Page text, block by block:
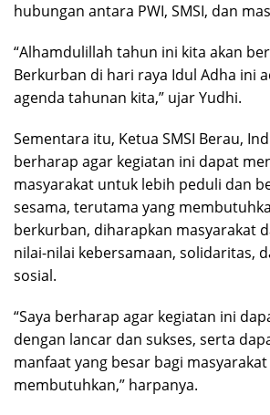
hubungan antara PWI, SMSI, dan
“Alhamdulillah tahun ini kita akan
Berkurban di hari raya Idul Adha ini
agenda tahunan kita,” ujar Yudhi.
Sementara itu, Ketua SMSI Berau,
berharap agar kegiatan ini dapat
masyarakat untuk lebih peduli dan
sesama, terutama yang
berkurban, diharapkan masyarakat
nilai-nilai kebersamaan, solidaritas,
sosial.
“Saya berharap agar kegiatan ini
dengan lancar dan sukses, serta
manfaat yang besar bagi
membutuhkan,” harpanya.